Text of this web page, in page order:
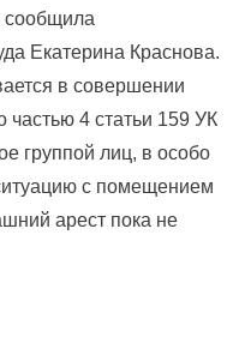
сообщила
Екатерина Краснова.
в совершении
частью 4 статьи 159 УК
группой лиц, в особо
с помещением
арест пока не